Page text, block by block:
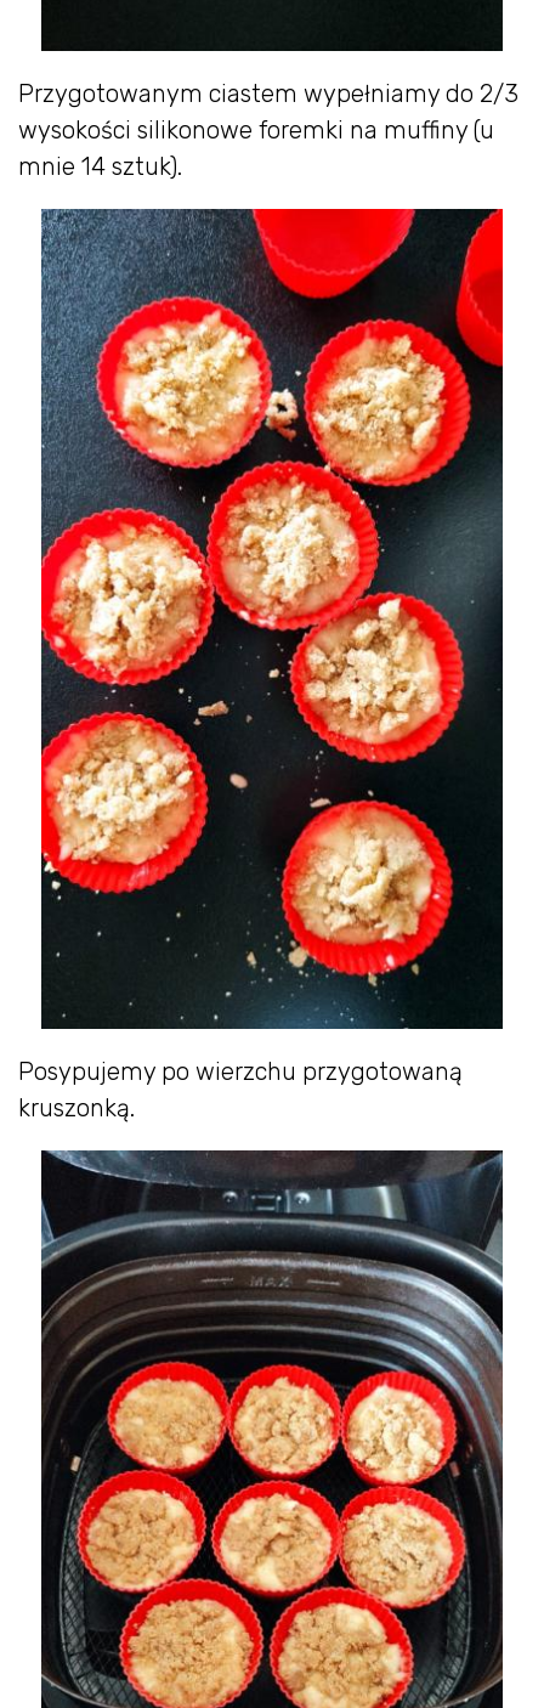
Przygotowanym ciastem wypełniamy do 2/3
wysokości silikonowe foremki na muffiny (u
mnie 14 sztuk).
Posypujemy po wierzchu przygotowaną
kruszonką.